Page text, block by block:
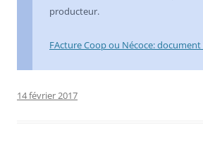
producteur.
FActure Coop ou Nécoce:
14 février 2017